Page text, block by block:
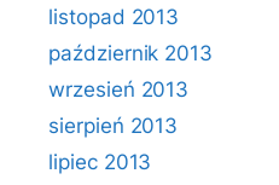
listopad 2013
październik 2013
wrzesień 2013
sierpień 2013
lipiec 2013